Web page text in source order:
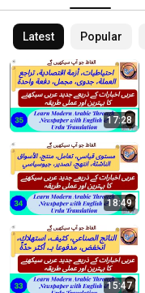
Latest Popular
17:28
18:49
15:47